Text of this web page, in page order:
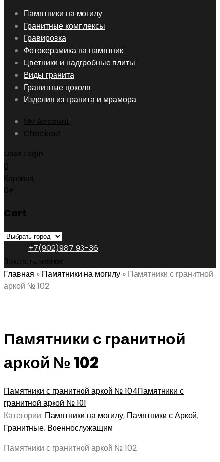
Skip
content
Памятники на могилу
Гранитные комплексы
Гравировка
Фотокерамика на памятник
Цветники и надгробные плиты
Виды гранита
Гранитные цоколя
Изделия из гранита и мрамора
My Account
Checkout
User Login
0
Корзина
0₽
Cart
+7(902)987 93-36
Заказать звонок
Главная » Памятники на могилу » Памятники с гранитной
аркой № 102
Памятники с гранитной
аркой № 102
Памятники с гранитной аркой № 104Памятники с
гранитной аркой № 101
Категории: Памятники на могилу, Памятники с Аркой,
Гранитные, Военнослужащим
Памятники с гранитной аркой № 102